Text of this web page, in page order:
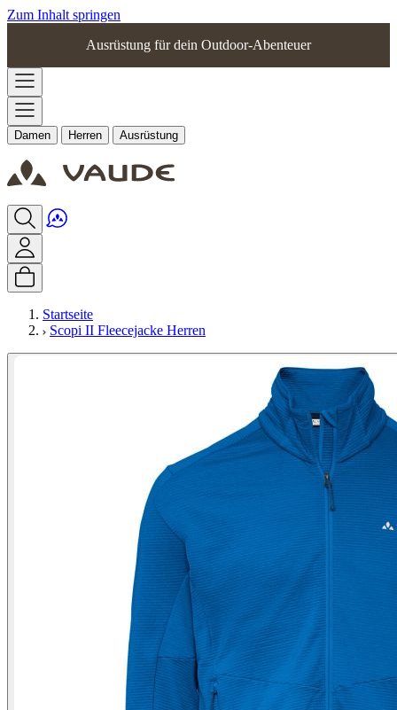
Zum Inhalt springen
Ausrüstung für dein Outdoor-Abenteuer
Damen Herren Ausrüstung
Startseite
Scopi II Fleecejacke Herren